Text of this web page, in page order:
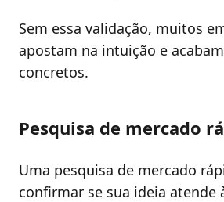
Sem essa validação, muitos
apostam na intuição e
concretos.
Pesquisa de mercado
Uma pesquisa de mercado
confirmar se sua ideia atende